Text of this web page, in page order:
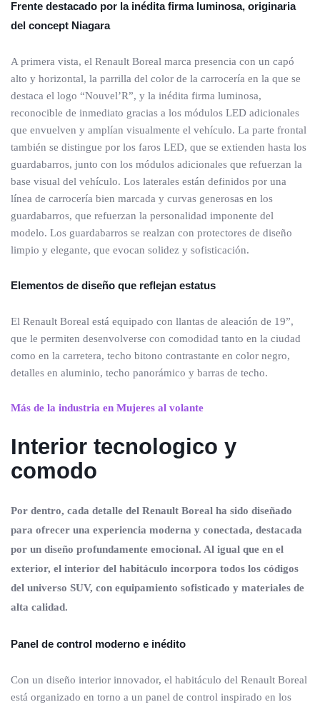
Frente destacado por la inédita firma luminosa, originaria
del concept Niagara
A primera vista, el Renault Boreal marca presencia con un capó
alto y horizontal, la parrilla del color de la carrocería en la que se
destaca el logo “Nouvel’R”, y la inédita firma luminosa,
reconocible de inmediato gracias a los módulos LED adicionales
que envuelven y amplían visualmente el vehículo. La parte frontal
también se distingue por los faros LED, que se extienden hasta los
guardabarros, junto con los módulos adicionales que refuerzan la
base visual del vehículo. Los laterales están definidos por una
línea de carrocería bien marcada y curvas generosas en los
guardabarros, que refuerzan la personalidad imponente del
modelo. Los guardabarros se realzan con protectores de diseño
limpio y elegante, que evocan solidez y sofisticación.
Elementos de diseño que reflejan estatus
El Renault Boreal está equipado con llantas de aleación de 19”,
que le permiten desenvolverse con comodidad tanto en la ciudad
como en la carretera, techo bitono contrastante en color negro,
detalles en aluminio, techo panorámico y barras de techo.
Más de la industria en Mujeres al volante
Interior tecnologico y
comodo
Por dentro, cada detalle del Renault Boreal ha sido diseñado
para ofrecer una experiencia moderna y conectada, destacada
por un diseño profundamente emocional. Al igual que en el
exterior, el interior del habitáculo incorpora todos los códigos
del universo SUV, con equipamiento sofisticado y materiales de
alta calidad.
Panel de control moderno e inédito
Con un diseño interior innovador, el habitáculo del Renault Boreal
está organizado en torno a un panel de control inspirado en los